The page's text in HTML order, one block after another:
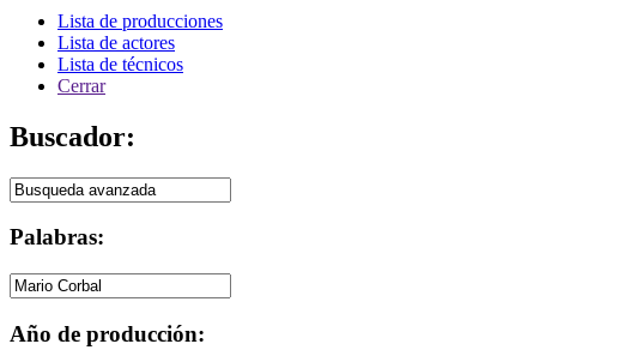
Lista de producciones
Lista de actores
Lista de técnicos
Cerrar
Buscador:
Palabras:
Año de producción: